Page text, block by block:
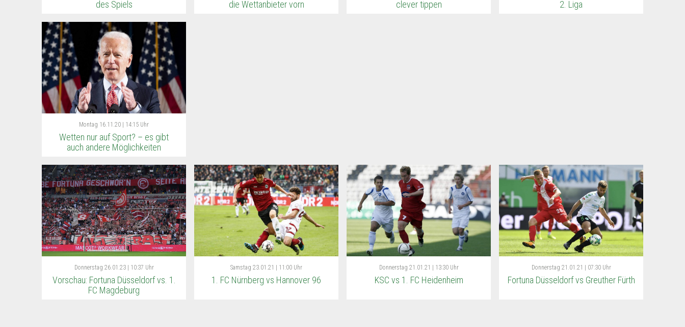
des Spiels
die Wettanbieter vorn
clever tippen
2. Liga
Montag 16.11.20 | 14:15 Uhr
Wetten nur auf Sport? – es gibt
auch andere Möglichkeiten
Donnerstag 26.01.23 | 10:37 Uhr
Vorschau: Fortuna Düsseldorf vs. 1.
FC Magdeburg
Samstag 23.01.21 | 11:00 Uhr
1. FC Nürnberg vs Hannover 96
Donnerstag 21.01.21 | 13:30 Uhr
KSC vs 1. FC Heidenheim
Donnerstag 21.01.21 | 07:30 Uhr
Fortuna Düsseldorf vs Greuther Fürth